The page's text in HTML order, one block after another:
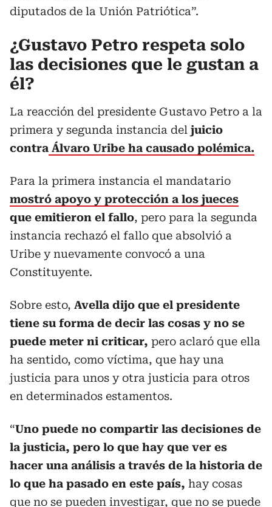
diputados de la Unión Patriótica”.
¿Gustavo Petro respeta solo
las decisiones que le gustan a
él?
La reacción del presidente Gustavo Petro a la
primera y segunda instancia del juicio
contra Álvaro Uribe ha causado polémica.
Para la primera instancia el mandatario
mostró apoyo y protección a los jueces
que emitieron el fallo, pero para la segunda
instancia rechazó el fallo que absolvió a
Uribe y nuevamente convocó a una
Constituyente.
Sobre esto, Avella dijo que el presidente
tiene su forma de decir las cosas y no se
puede meter ni criticar, pero aclaró que ella
ha sentido, como víctima, que hay una
justicia para unos y otra justicia para otros
en determinados estamentos.
“Uno puede no compartir las decisiones de
la justicia, pero lo que hay que ver es
hacer una análisis a través de la historia de
lo que ha pasado en este país, hay cosas
que no se pueden investigar, que no se puede